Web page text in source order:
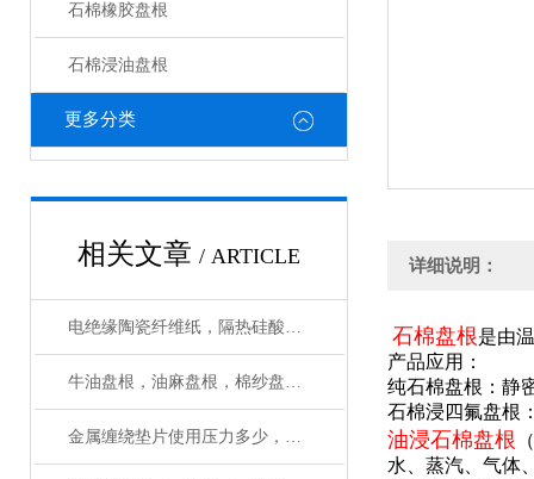
石棉橡胶盘根
石棉浸油盘根
更多分类
相关文章 / ARTICLE
电绝缘陶瓷纤维纸，隔热硅酸铝纸*
牛油盘根，油麻盘根，棉纱盘根用在什么地方
金属缠绕垫片使用压力多少，使用温度多少
详细说明：
石棉盘根是由
产品应用：
纯石棉盘根：静
石棉浸四氟盘根
油浸石棉盘根
水、蒸汽、气体